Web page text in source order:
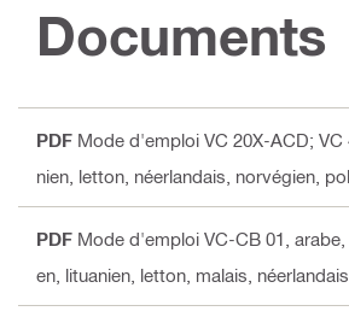
Documents
PDF Mode d'emploi VC 20X-ACD; VC
nien, letton, néerlandais, norvégien,
PDF Mode d'emploi VC-CB 01 ,
en, lituanien, letton, malais,